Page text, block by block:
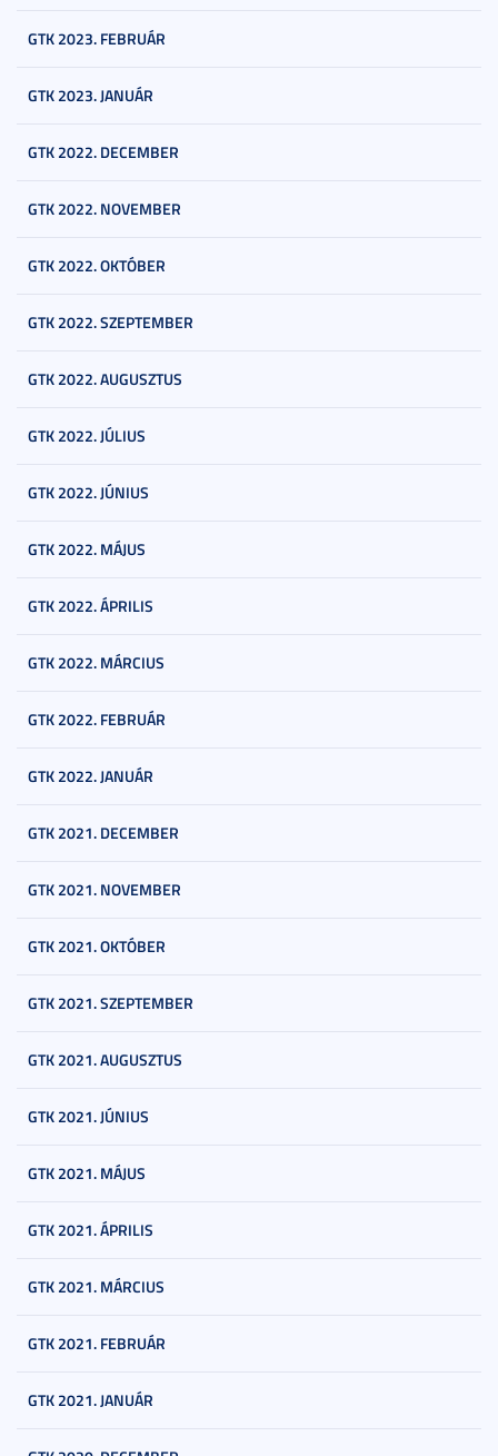
GTK 2023. FEBRUÁR
GTK 2023. JANUÁR
GTK 2022. DECEMBER
GTK 2022. NOVEMBER
GTK 2022. OKTÓBER
GTK 2022. SZEPTEMBER
GTK 2022. AUGUSZTUS
GTK 2022. JÚLIUS
GTK 2022. JÚNIUS
GTK 2022. MÁJUS
GTK 2022. ÁPRILIS
GTK 2022. MÁRCIUS
GTK 2022. FEBRUÁR
GTK 2022. JANUÁR
GTK 2021. DECEMBER
GTK 2021. NOVEMBER
GTK 2021. OKTÓBER
GTK 2021. SZEPTEMBER
GTK 2021. AUGUSZTUS
GTK 2021. JÚNIUS
GTK 2021. MÁJUS
GTK 2021. ÁPRILIS
GTK 2021. MÁRCIUS
GTK 2021. FEBRUÁR
GTK 2021. JANUÁR